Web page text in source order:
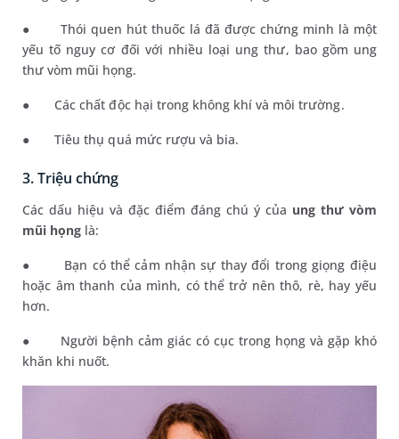
●
Thói quen hút thuốc lá đã được chứng minh là một
yếu tố nguy cơ đối với nhiều loại ung thư, bao gồm ung
thư vòm mũi họng.
● Các chất độc hại trong không khí và môi trường.
● Tiêu thụ quá mức rượu và bia.
3. Triệu chứng
Các dấu hiệu và đặc điểm đáng chú ý của ung thư vòm
mũi họng là:
●
Bạn có thể cảm nhận sự thay đổi trong giọng điệu
hoặc âm thanh của mình, có thể trở nên thô, rè, hay yếu
hơn.
●
Người bệnh cảm giác có cục trong họng và gặp khó
khăn khi nuốt.